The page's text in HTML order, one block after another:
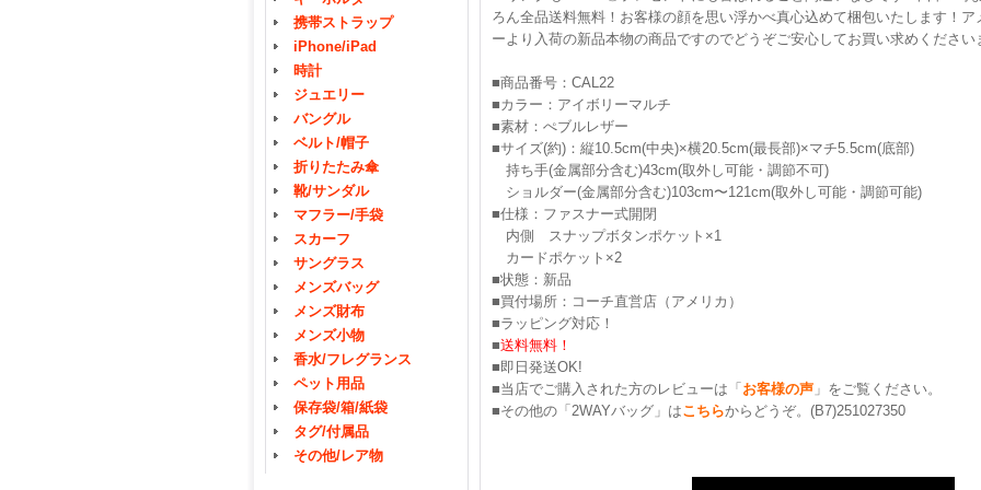
携帯ストラップ
iPhone/iPad
時計
ジュエリー
バングル
ベルト/帽子
折りたたみ傘
靴/サンダル
マフラー/手袋
スカーフ
サングラス
メンズバッグ
メンズ財布
メンズ小物
香水/フレグランス
ペット用品
保存袋/箱/紙袋
タグ/付属品
その他/レア物
ろん全品送料無料！お客様の顔を思い浮かべ真心込めて梱包いたします！
ーより入荷の新品本物の商品ですのでどうぞご安心してお買い求めください
■商品番号：CAL22
■カラー：アイボリーマルチ
■素材：ぺブルレザー
■サイズ(約)：縦10.5cm(中央)×横20.5cm(最長部)×マチ5.5cm(底部)
持ち手(金属部分含む)43cm(取外し可能・調節不可)
ショルダー(金属部分含む)103cm〜121cm(取外し可能・調節可能)
■仕様：ファスナー式開閉
内側 スナップボタンポケット×1
カードポケット×2
■状態：新品
■買付場所：コーチ直営店（アメリカ）
■ラッピング対応！
■送料無料！
■即日発送OK!
■当店でご購入された方のレビューは「 お客様の声 」をご覧ください。
■その他の「2WAYバッグ」はこちらからどうぞ。(B7)251027350